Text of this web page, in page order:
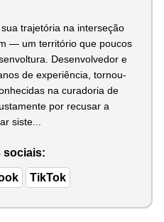
trajetória na interseção
— um território que poucos
Desenvolvedor e
de experiência, tornou-
na curadoria de
por recusar a
siste...
sociais:
TikTok